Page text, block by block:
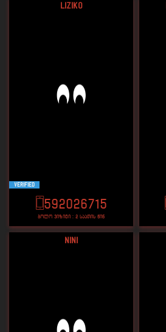
liziko
VERIFIED
592026715
ბოლო ვიზიტი : 2 საათის წინ
Nini